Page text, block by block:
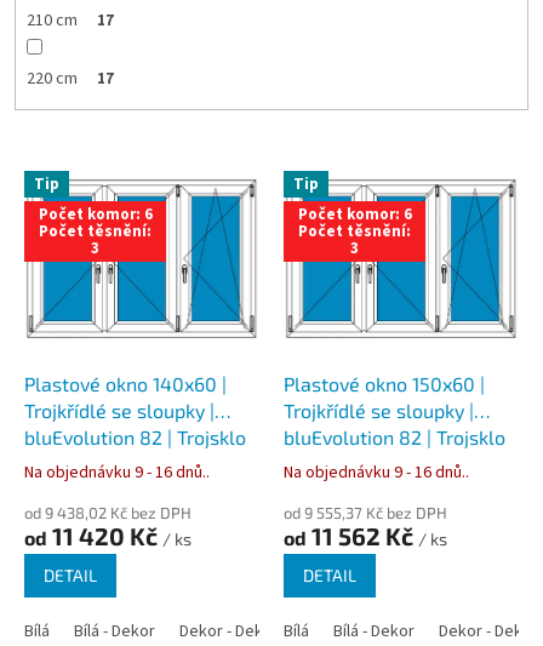
210 cm 17
220 cm 17
V Tip
Počet komor: 6
Počet těsnění:
3
Plastové okno 140x60 |
Trojkřídlé se sloupky |
bluEvolution 82 | Trojsklo
Na objednávku 9 - 16 dnů..
od 9 438,02 Kč bez DPH
od 11 420 Kč / ks
DETAIL
Bílá Bílá - Dekor Dekor - Dekor Bílá - Antracit Bílá - Zlatý dub
Tip
Počet komor: 6
Počet těsnění:
3
Plastové okno 150x60 |
Trojkřídlé se sloupky |
bluEvolution 82 | Trojsklo
Na objednávku 9 - 16 dnů..
od 9 555,37 Kč bez DPH
od 11 562 Kč / ks
DETAIL
Bílá Bílá - Dekor Dekor - Dekor